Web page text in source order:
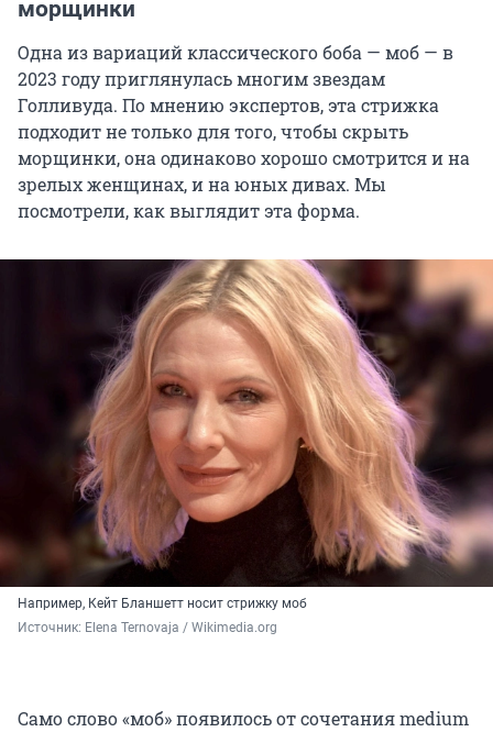
морщинки
Одна из вариаций классического боба — моб — в
2023 году приглянулась многим звездам
Голливуда. По мнению экспертов, эта стрижка
подходит не только для того, чтобы скрыть
морщинки, она одинаково хорошо смотрится и на
зрелых женщинах, и на юных дивах. Мы
посмотрели, как выглядит эта форма.
Например, Кейт Бланшетт носит стрижку моб
Источник: Elena Ternovaja / Wikimedia.org
Само слово «моб» появилось от сочетания medium